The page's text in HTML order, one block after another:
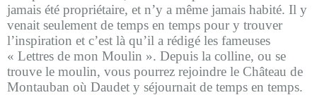
jamais été propriétaire, et n’y a même jamais habité. Il y
venait seulement de temps en temps pour y trouver
l’inspiration et c’est là qu’il a rédigé les fameuses
« Lettres de mon Moulin ». Depuis la colline, ou se
trouve le moulin, vous pourrez rejoindre le Château de
Montauban où Daudet y séjournait de temps en temps.